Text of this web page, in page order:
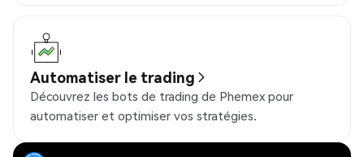
Automatiser le trading
Découvrez les bots de trading de Phemex pour
automatiser et optimiser vos stratégies.